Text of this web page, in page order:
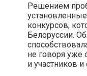
Решением
конкурсов,
Белоруссии.
не говоря уже
и участников